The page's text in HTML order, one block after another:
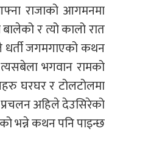
राजाको आगमनमा
र त्यो कालो रात
धर्ती जगमगाएको कथन
भगवान रामको
घरघर र टोलटोलमा
अहिले देउसिरेको
भन्ने कथन पनि पाइन्छ